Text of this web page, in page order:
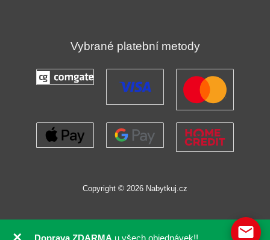
Vybrané platební metody
Copyright © 2026 Nabytkuj.cz
Doprava ZDARMA u všech objednávek!!